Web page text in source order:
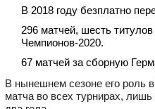
В 2018 году безплатно
296 матчей, шесть
Чемпионов‑2020.
67 матчей за сборную
В нынешнем сезоне его роль
матча во всех турнирах, лишь